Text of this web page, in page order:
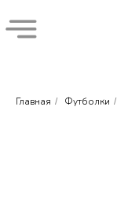
Главная / Футболки /